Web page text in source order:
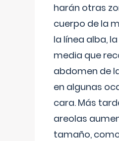
harán otras
cuerpo de la
la línea alba,
media que
abdomen de
en algunas
cara. Más
areolas
tamaño,